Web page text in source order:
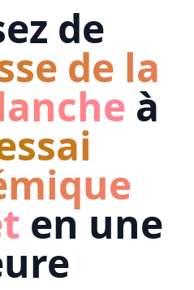
de
de la
à
en une